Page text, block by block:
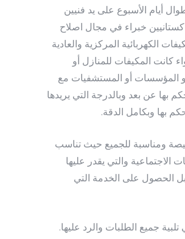
أيام الأسبوع على يد فنيين
خبراء في مجال اصلاح
الكهربائية المركزية والعادية
كانت المكيفات للمنازل أو
المؤسسات أو المستشفيات مع
بها عن بعد وبالدرجة التي يريدها
بها وبكامل الدقة.
ومناسبة للجميع حيث تناسب
الاجتماعية والتي يقدر عليها
الحصول على الخدمة التي
جميع الطلبات والرد عليها.